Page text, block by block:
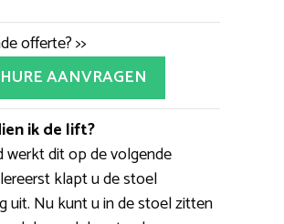
offerte? >>
AANVRAGEN
ik de lift?
werkt dit op de volgende
klapt u de stoel
uit. Nu kunt u in de stoel zitten